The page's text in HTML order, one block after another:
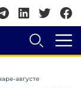
августе